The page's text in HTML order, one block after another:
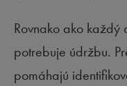
Rovnako ako každý
potrebuje údržbu.
pomáhajú